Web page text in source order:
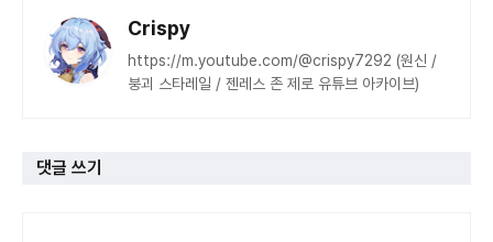
Crispy
https://m.youtube.com/@crispy7292 (원신 /
붕괴 스타레일 / 젠레스 존 제로 유튜브 아카이브)
댓글 쓰기